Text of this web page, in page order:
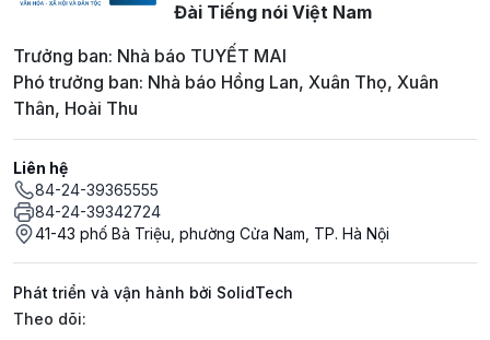
Đài Tiếng nói Việt Nam
Trưởng ban: Nhà báo TUYẾT MAI
Phó trưởng ban: Nhà báo Hồng Lan, Xuân Thọ, Xuân
Thân, Hoài Thu
Liên hệ
84-24-39365555
84-24-39342724
41-43 phố Bà Triệu, phường Cửa Nam, TP. Hà Nội
Phát triển và vận hành bởi SolidTech
Mạng xã hội
Theo dõi: